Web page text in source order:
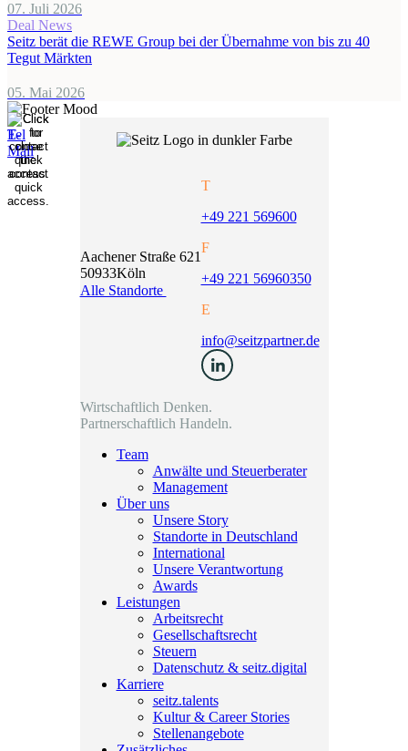
07. Juli 2026
Deal News
Seitz berät die REWE Group bei der Übernahme von bis zu 40
Tegut Märkten
05. Mai 2026
Aachener Straße 621
50933Köln
Alle Standorte
T
+49 221 569600
F
+49 221 56960350
E
info@seitzpartner.de
Wirtschaftlich Denken.
Partnerschaftlich Handeln.
Team
Anwälte und Steuerberater
Management
Über uns
Unsere Story
Standorte in Deutschland
International
Unsere Verantwortung
Awards
Leistungen
Arbeitsrecht
Gesellschaftsrecht
Steuern
Datenschutz & seitz.digital
Karriere
seitz.talents
Kultur & Career Stories
Stellenangebote